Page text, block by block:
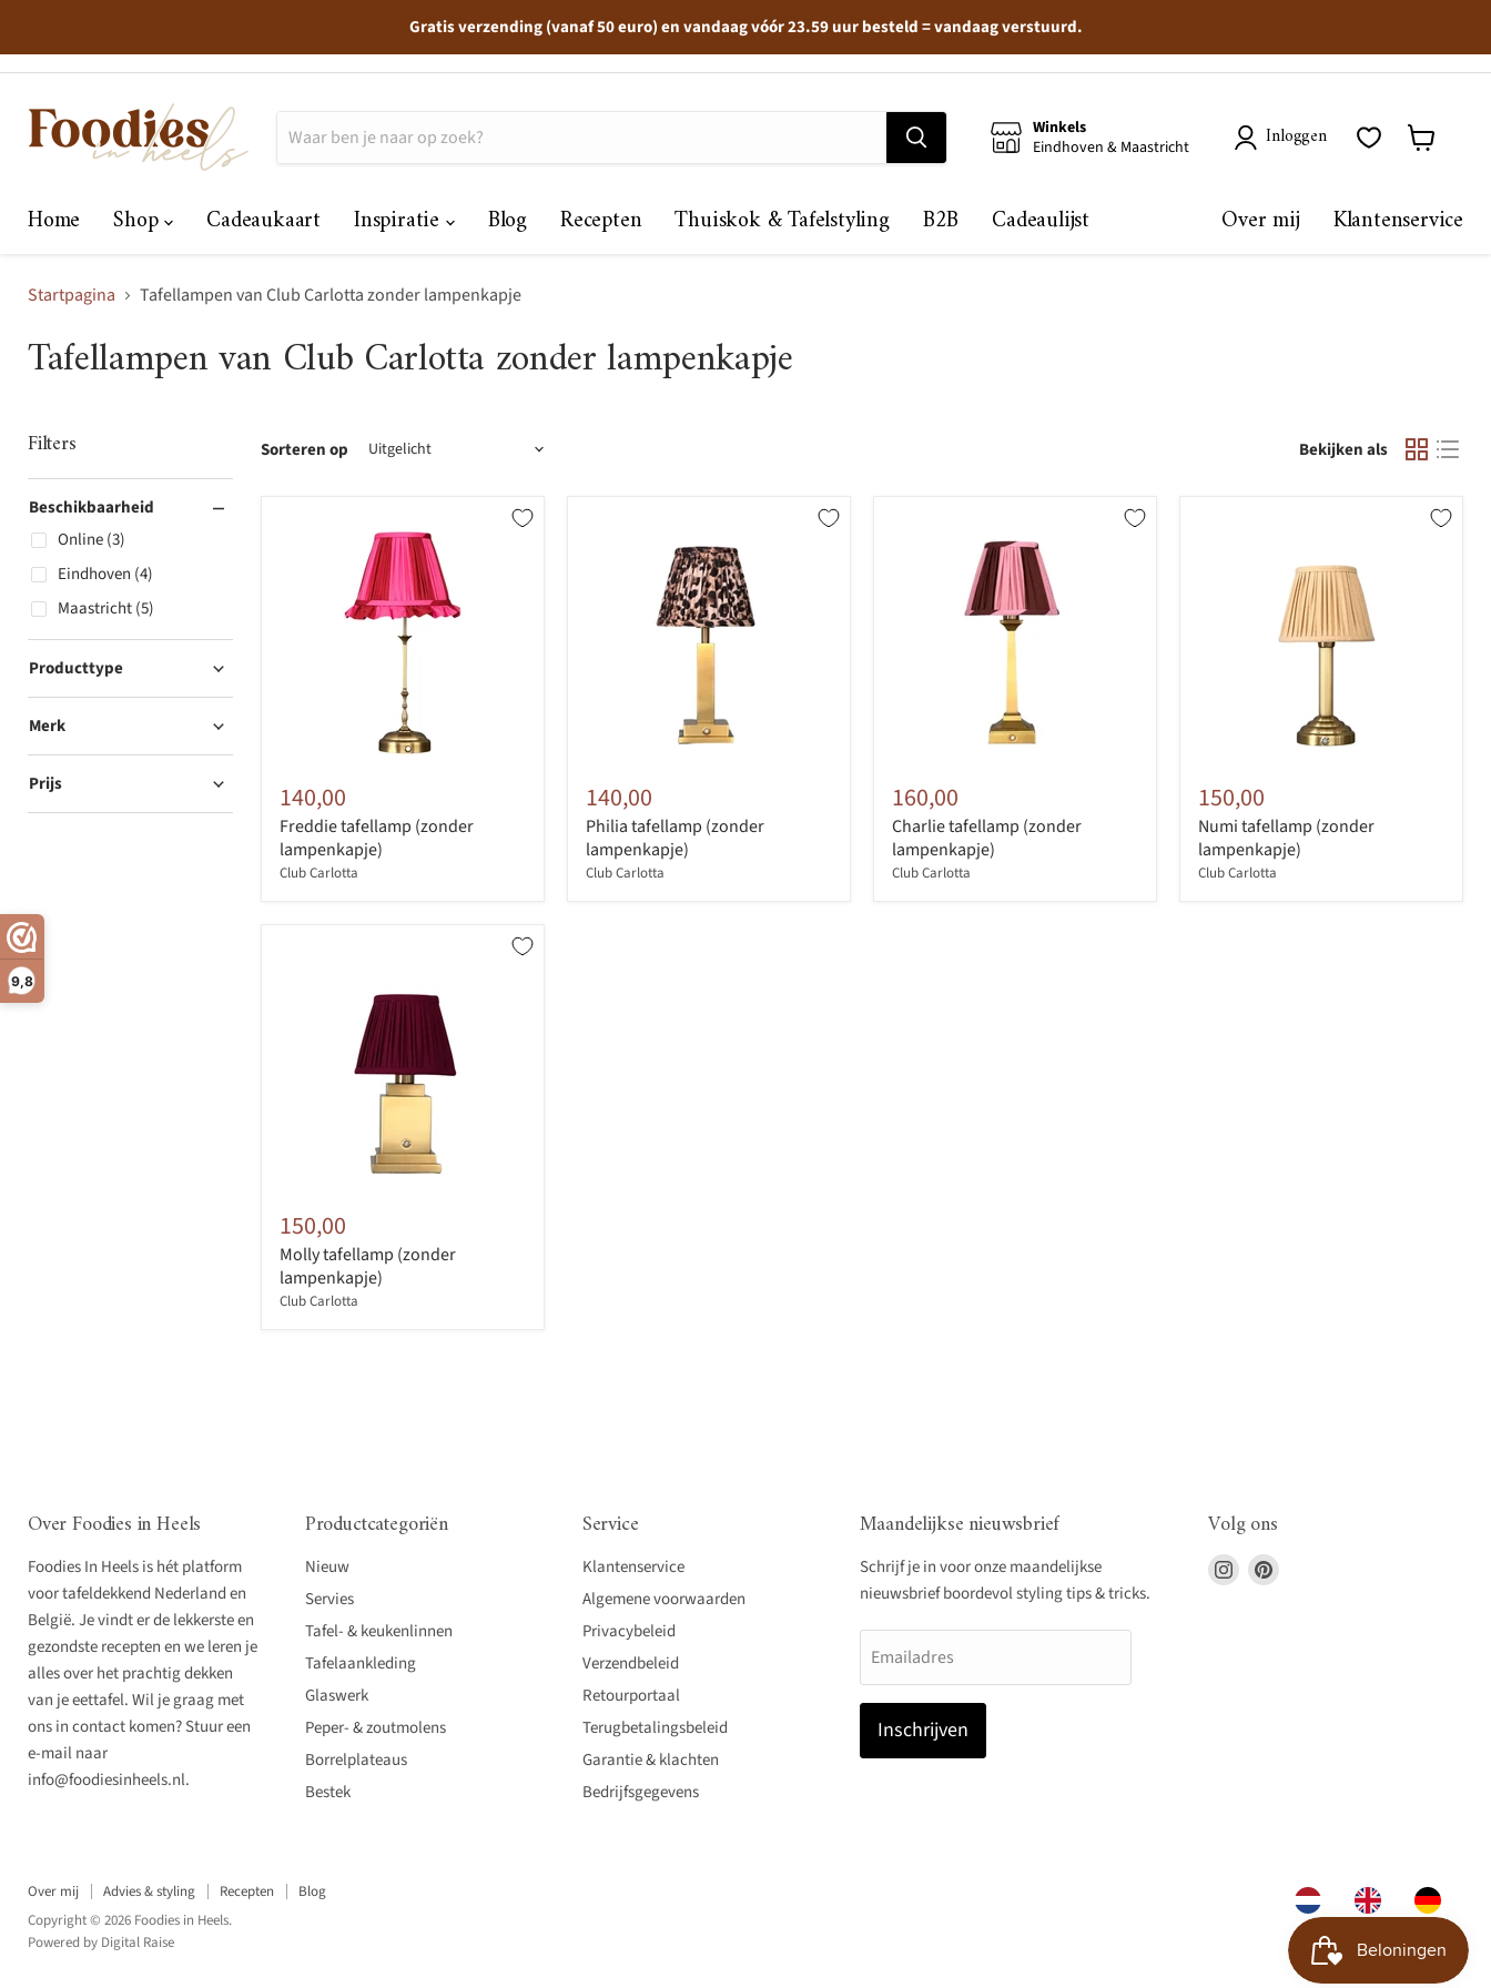
9,8
Gratis verzending (vanaf 50 euro) en vandaag vóór 23.59 uur besteld = vandaag verstuurd.
Winkels
Eindhoven & Maastricht
Inloggen
Home Shop Cadeaukaart Inspiratie Blog Recepten Thuiskok & Tafelstyling B2B Cadeaulijst Over mij Klantenservice
Startpagina Tafellampen van Club Carlotta zonder lampenkapje
Tafellampen van Club Carlotta zonder lampenkapje
Filters
Beschikbaarheid
Eindhoven (4)
Maastricht (5)
Online (3)
Producttype
Merk
Prijs
Sorteren op Bekijken als
140,00
Freddie tafellamp (zonder
lampenkapje)
Club Carlotta
140,00
Philia tafellamp (zonder
lampenkapje)
Club Carlotta
160,00
Charlie tafellamp (zonder
lampenkapje)
Club Carlotta
150,00
Numi tafellamp (zonder
lampenkapje)
Club Carlotta
150,00
Molly tafellamp (zonder
lampenkapje)
Club Carlotta
Over Foodies in Heels
Foodies In Heels is hét platform
voor tafeldekkend Nederland en
België. Je vindt er de lekkerste en
gezondste recepten en we leren je
alles over het prachtig dekken
van je eettafel. Wil je graag met
ons in contact komen? Stuur een
e-mail naar
info@foodiesinheels.nl.
Productcategoriën
Nieuw
Servies
Tafel- & keukenlinnen
Tafelaankleding
Glaswerk
Peper- & zoutmolens
Borrelplateaus
Bestek
Service
Klantenservice
Algemene voorwaarden
Privacybeleid
Verzendbeleid
Retourportaal
Terugbetalingsbeleid
Garantie & klachten
Bedrijfsgegevens
Maandelijkse nieuwsbrief
Schrijf je in voor onze maandelijkse
nieuwsbrief boordevol styling tips & tricks.
Emailadres
Inschrijven
Volg ons
Vind
ons
Vind
Over mij Advies & styling Recepten
Blog
Copyright © 2026 Foodies in Heels.
Powered by Digital Raise